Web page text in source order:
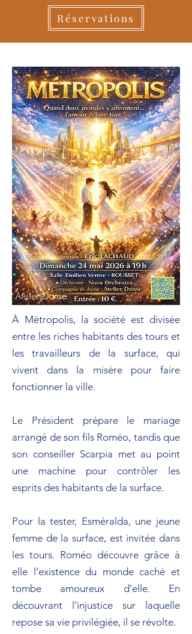
Réservations
À Métropolis, la société est divisée
entre les riches habitants des tours et
les travailleurs de la surface, qui
vivent dans la misère pour faire
fonctionner la ville.
Le Président prépare le mariage
arrangé de son fils Roméo, tandis que
son conseiller Scarpia met au point
une machine pour contrôler les
esprits des habitants de la surface.
Pour la tester, Esméralda, une jeune
femme de la surface, est invitée dans
les tours. Roméo découvre grâce à
elle l’existence du monde caché et
tombe amoureux d’elle. En
découvrant l’injustice sur laquelle
repose sa vie privilégiée, il se révolte.